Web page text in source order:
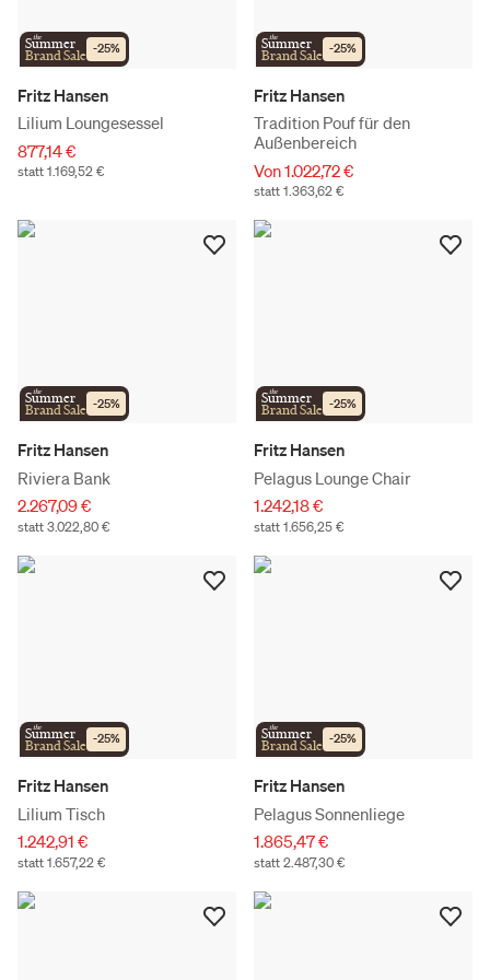
the
Summer
Brand Sale -25%
Fritz Hansen
Lilium Loungesessel
877,14 €
statt 1.169,52 €
the
Summer
Brand Sale -25%
Fritz Hansen
Tradition Pouf für den
Außenbereich
Von 1.022,72 €
statt 1.363,62 €
the
Summer
Brand Sale -25%
Fritz Hansen
Riviera Bank
2.267,09 €
statt 3.022,80 €
the
Summer
Brand Sale -25%
Fritz Hansen
Pelagus Lounge Chair
1.242,18 €
statt 1.656,25 €
the
Summer
Brand Sale -25%
Fritz Hansen
Lilium Tisch
1.242,91 €
statt 1.657,22 €
the
Summer
Brand Sale -25%
Fritz Hansen
Pelagus Sonnenliege
1.865,47 €
statt 2.487,30 €